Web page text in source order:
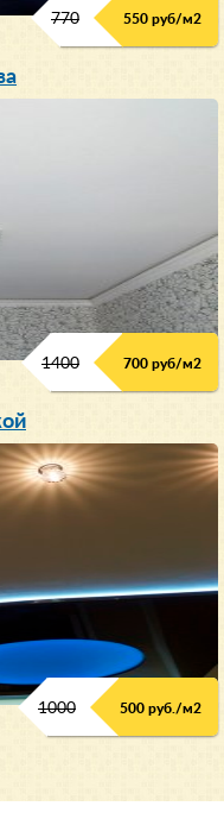
770 550 руб/м2
1400 700 руб/м2
1000 500 руб./м2